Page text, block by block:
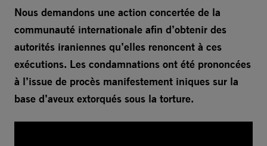
Nous demandons une action concertée de la
communauté internationale afin d’obtenir des
autorités iraniennes qu’elles renoncent à ces
exécutions. Les condamnations ont été prononcées
à l’issue de procès manifestement iniques sur la
base d’aveux extorqués sous la torture.